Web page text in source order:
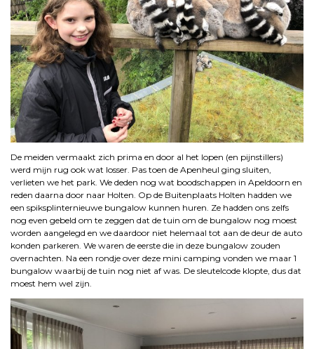
De meiden vermaakt zich prima en door al het lopen (en pijnstillers)
werd mijn rug ook wat losser. Pas toen de Apenheul ging sluiten,
verlieten we het park. We deden nog wat boodschappen in Apeldoorn en
reden daarna door naar Holten. Op de Buitenplaats Holten hadden we
een spiksplinternieuwe bungalow kunnen huren. Ze hadden ons zelfs
nog even gebeld om te zeggen dat de tuin om de bungalow nog moest
worden aangelegd en we daardoor niet helemaal tot aan de deur de auto
konden parkeren. We waren de eerste die in deze bungalow zouden
overnachten. Na een rondje over deze mini camping vonden we maar 1
bungalow waarbij de tuin nog niet af was. De sleutelcode klopte, dus dat
moest hem wel zijn.